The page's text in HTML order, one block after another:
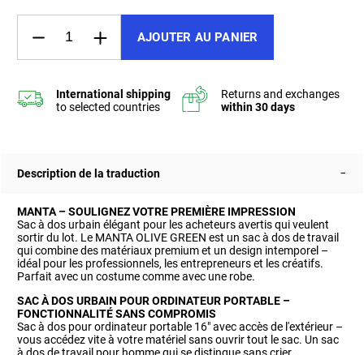
AJOUTER AU PANIER
Description de la traduction
MANTA – SOULIGNEZ VOTRE PREMIÈRE IMPRESSION
Sac à dos urbain élégant pour les acheteurs avertis qui veulent
sortir du lot. Le MANTA OLIVE GREEN est un sac à dos de travail
qui combine des matériaux premium et un design intemporel –
idéal pour les professionnels, les entrepreneurs et les créatifs.
Parfait avec un costume comme avec une robe.
SAC À DOS URBAIN POUR ORDINATEUR PORTABLE –
FONCTIONNALITÉ SANS COMPROMIS
Sac à dos pour ordinateur portable 16" avec accès de l'extérieur –
vous accédez vite à votre matériel sans ouvrir tout le sac. Un sac
à dos de travail pour homme qui se distingue sans crier.